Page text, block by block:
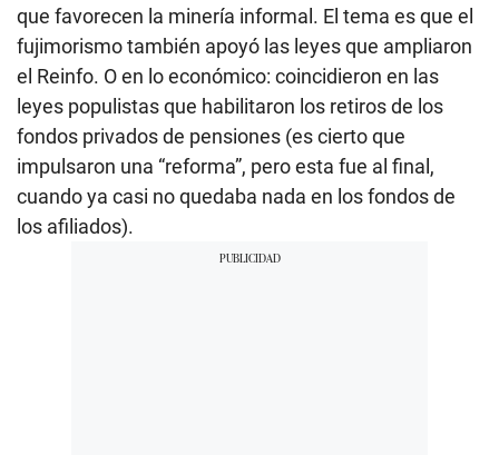
que favorecen la minería informal. El tema es que el
fujimorismo también apoyó las leyes que ampliaron
el Reinfo. O en lo económico: coincidieron en las
leyes populistas que habilitaron los retiros de los
fondos privados de pensiones (es cierto que
impulsaron una “reforma”, pero esta fue al final,
cuando ya casi no quedaba nada en los fondos de
los afiliados).